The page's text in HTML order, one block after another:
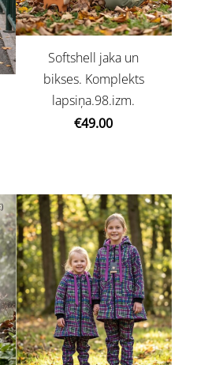
Softshell jaka un
bikses. Komplekts
lapsiņa.98.izm.
€49.00